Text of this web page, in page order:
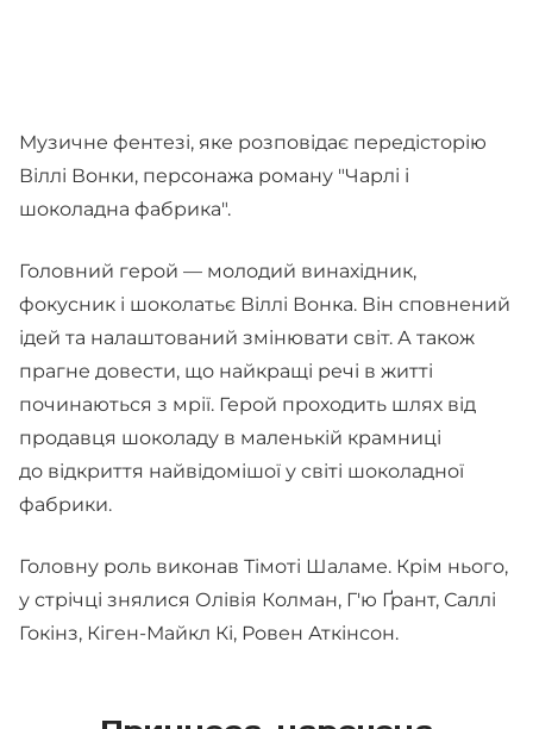
Музичне фентезі, яке розповідає передісторію
Віллі Вонки, персонажа роману "Чарлі і
шоколадна фабрика".
Головний герой — молодий винахідник,
фокусник і шоколатьє Віллі Вонка. Він сповнений
ідей та налаштований змінювати світ. А також
прагне довести, що найкращі речі в житті
починаються з мрії. Герой проходить шлях від
продавця шоколаду в маленькій крамниці
до відкриття найвідомішої у світі шоколадної
фабрики.
Головну роль виконав Тімоті Шаламе. Крім нього,
у стрічці знялися Олівія Колман, Г'ю Ґрант, Саллі
Гокінз, Кіген-Майкл Кі, Ровен Аткінсон.